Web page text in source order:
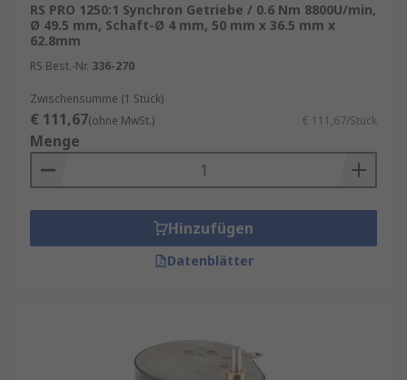
Entdecken Sie die Vorteile von Stirnradgetrieben
und Planetengetrieben – Ihre Lösung für
Antriebssysteme! Erhältlich in Nennleistungen
von 3 W bis 60 W / 90 W.
Getriebeanwendung
Sie werden je nach Typ und Getriebeübersetzung
in verschiedenen Anwendungen eingesetzt. Dazu
Winkelgetriebekönnen in Drehtischen
eingesetzt werden.
RS PRO 1250:1 Synchron Getriebe / 0.6 Nm 8800U/min,
Ø 49.5 mm, Schaft-Ø 4 mm, 50 mm x 36.5 mm x
62.8mm
RS Best.-Nr. 336-270
Zwischensumme (1 Stück)
€ 111,67(ohne MwSt.) € 111,67/Stück
Menge
Hinzufügen
Datenblätter